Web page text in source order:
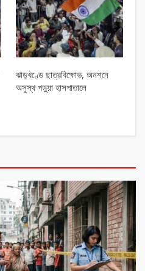
ঝাড়খণ্ডে ছাত্রবিক্ষোভ, অনশনে
অসুস্থ পড়ুয়া হাসপাতালে